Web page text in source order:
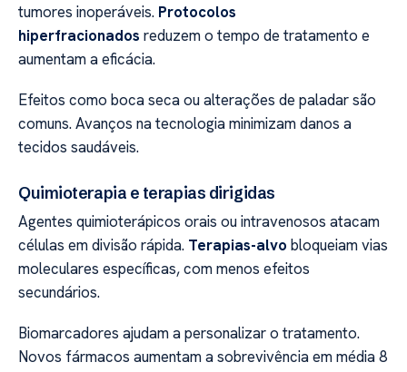
tumores inoperáveis. Protocolos
hiperfracionados reduzem o tempo de tratamento e
aumentam a eficácia.
Efeitos como boca seca ou alterações de paladar são
comuns. Avanços na tecnologia minimizam danos a
tecidos saudáveis.
Quimioterapia e terapias dirigidas
Agentes quimioterápicos orais ou intravenosos atacam
células em divisão rápida. Terapias-alvo bloqueiam vias
moleculares específicas, com menos efeitos
secundários.
Biomarcadores ajudam a personalizar o tratamento.
Novos fármacos aumentam a sobrevivência em média 8